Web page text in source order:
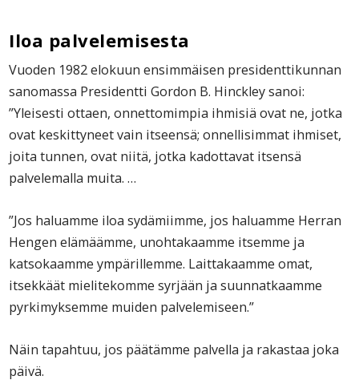
Iloa palvelemisesta
Vuoden 1982 elokuun ensimmäisen presidenttikunnan
sanomassa Presidentti Gordon B. Hinckley sanoi:
”Yleisesti ottaen, onnettomimpia ihmisiä ovat ne, jotka
ovat keskittyneet vain itseensä; onnellisimmat ihmiset,
joita tunnen, ovat niitä, jotka kadottavat itsensä
palvelemalla muita. …
”Jos haluamme iloa sydämiimme, jos haluamme Herran
Hengen elämäämme, unohtakaamme itsemme ja
katsokaamme ympärillemme. Laittakaamme omat,
itsekkäät mielitekomme syrjään ja suunnatkaamme
pyrkimyksemme muiden palvelemiseen.”
Näin tapahtuu, jos päätämme palvella ja rakastaa joka
päivä.